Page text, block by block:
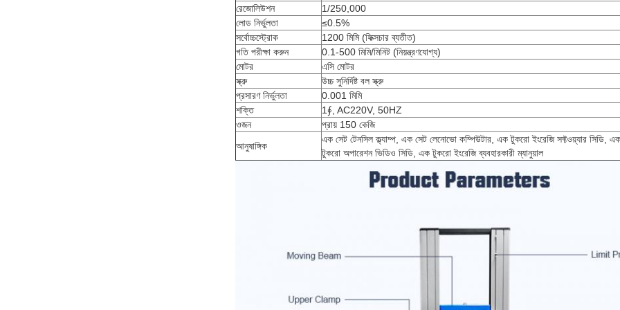
রেজোলিউশন
1/250,000
লোড নির্ভুলতা
≤0.5%
সর্বোচ্চস্ট্রোক
1200 মিমি (ফিক্সচার ব্যতীত)
গতি পরীক্ষা করুন
0.1-500 মিমি/মিনিট (নিয়ন্ত্রণযোগ্য)
মোটর
এসি মোটর
স্ক্রু
উচ্চ সুনির্দিষ্ট বল স্ক্রু
প্রসারণ নির্ভুলতা
0.001 মিমি
শক্তি
1∮, AC220V, 50HZ
ওজন
প্রায় 150 কেজি
আনুষাঙ্গিক
এক সেট টেনসিল ক্ল্যাম্প, এক সেট লেনোভো কম্পিউটার, এক টুকরো ইংরেজি সফ্টওয়্যার সিডি, এক
টুকরো অপারেশন ভিডিও সিডি, এক টুকরো ইংরেজি ব্যবহারকারী ম্যানুয়াল